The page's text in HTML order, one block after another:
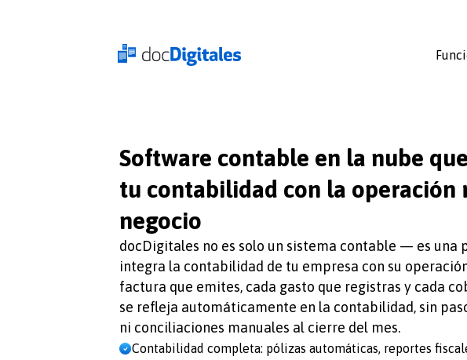
en
Software contable en la nube
tu contabilidad con la operación
negocio
docDigitales no es solo un sistema contable — es una
integra la contabilidad de tu empresa con su
factura que emites, cada gasto que registras y cada
se refleja automáticamente en la contabilidad, sin
ni conciliaciones manuales al cierre del mes.
Contabilidad completa: pólizas automáticas, reportes